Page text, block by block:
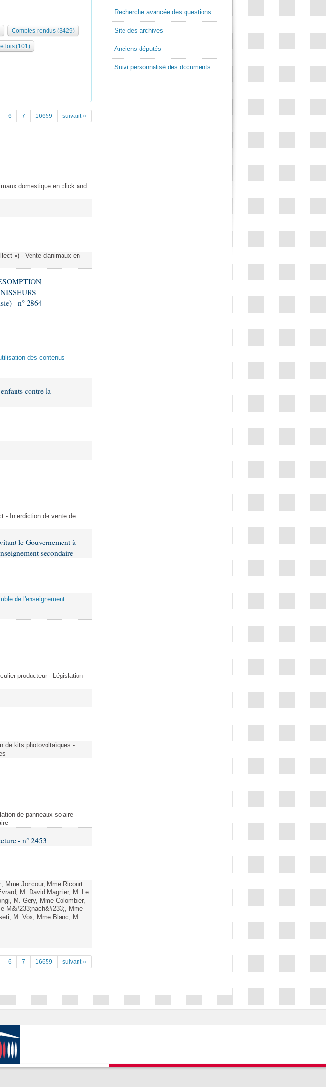
Comptes-rendus (3429)
lois (101)
6 7 16659 suivant »
domestique en click and
») - Vente d'animaux en
- n° 2864
des contenus
contre la
- Interdiction de vente de
le Gouvernement à
secondaire
de l'enseignement
producteur - Législation
de kits photovoltaïques -
de panneaux solaire -
- n° 2453
Mme Joncour, Mme Ricourt
M. David Magnier, M. Le
M. Gery, Mme Colombier,
M&#233;nach&#233;, Mme
M. Vos, Mme Blanc, M.
6 7 16659 suivant »
Recherche avancée des questions
Site des archives
Anciens députés
Suivi personnalisé des documents